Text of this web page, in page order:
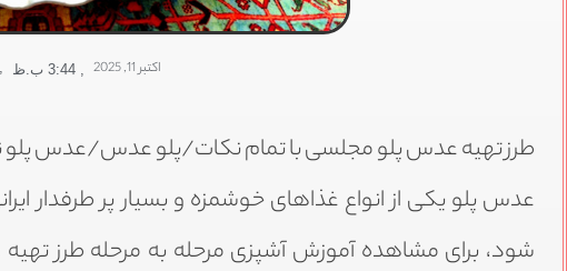
اکتبر 11, 2025 3:44 ب.ظ ,
طرز تهیه عدس پلو مجلسی با تمام نکات/پلو عدس/عدس پلو
عدس پلو یکی از انواع غذاهای خوشمزه و بسیار پر
شود، برای مشاهده آموزش آشپزی مرحله به مرحله طرز